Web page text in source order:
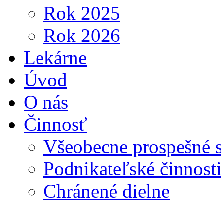
Rok 2025
Rok 2026
Lekárne
Úvod
O nás
Činnosť
Všeobecne prospešné
Podnikateľské činnosti
Chránené dielne